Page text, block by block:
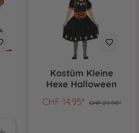
Kostüm Kleine
Hexe Halloween
CHF 14.95*
CHF 29.90*